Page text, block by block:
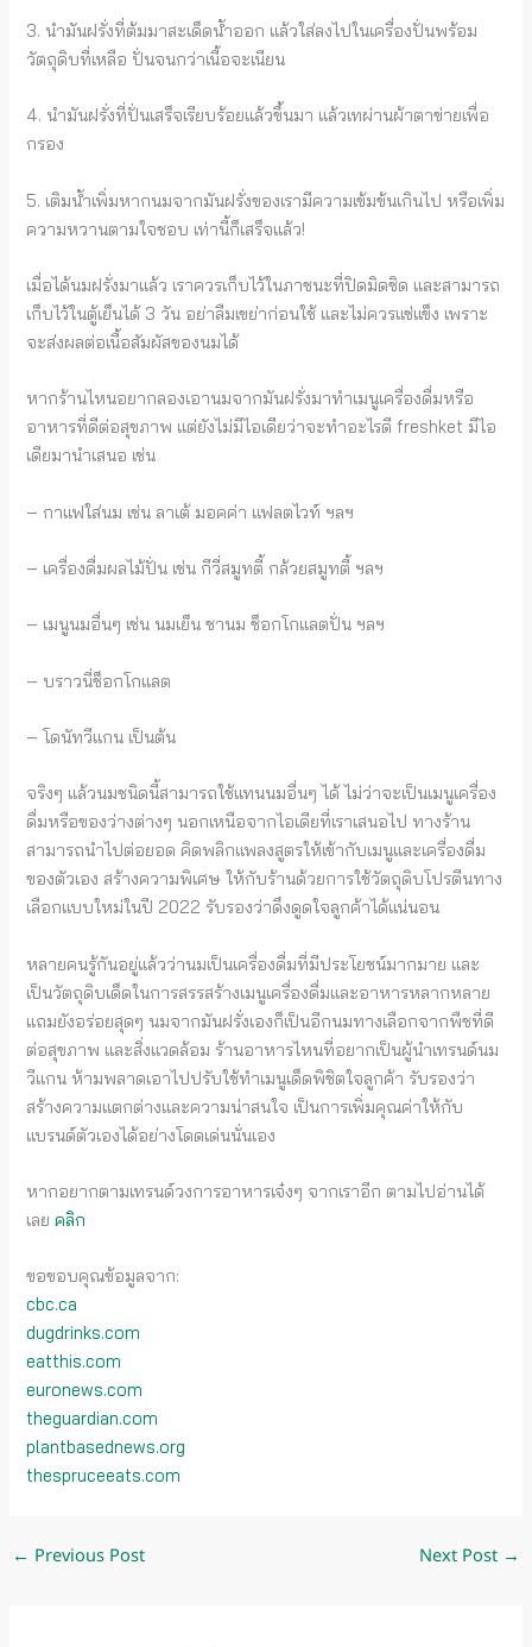
3️. นำมันฝรั่งที่ต้มมาสะเด็ดน้ำออก แล้วใส่ลงไปในเครื่องปั่นพร้อม
วัตถุดิบที่เหลือ ปั่นจนกว่าเนื้อจะเนียน
4️. นำมันฝรั่งที่ปั่นเสร็จเรียบร้อยแล้วขึ้นมา แล้วเทผ่านผ้าตาข่ายเพื่อ
กรอง
5️. เติมน้ำเพิ่มหากนมจากมันฝรั่งของเรามีความเข้มข้นเกินไป หรือเพิ่ม
ความหวานตามใจชอบ เท่านี้ก็เสร็จแล้ว!
เมื่อได้นมฝรั่งมาแล้ว เราควรเก็บไว้ในภาชนะที่ปิดมิดชิด และสามารถ
เก็บไว้ในตู้เย็นได้ 3 วัน อย่าลืมเขย่าก่อนใช้ และไม่ควรแช่แข็ง เพราะ
จะส่งผลต่อเนื้อสัมผัสของนมได้
หากร้านไหนอยากลองเอานมจากมันฝรั่งมาทำเมนูเครื่องดื่มหรือ
อาหารที่ดีต่อสุขภาพ แต่ยังไม่มีไอเดียว่าจะทำอะไรดี freshket มีไอ
เดียมานำเสนอ เช่น
– กาแฟใส่นม เช่น ลาเต้ มอคค่า แฟลตไวท์ ฯลฯ
– เครื่องดื่มผลไม้ปั่น เช่น กีวี่สมูทตี้ กล้วยสมูทตี้ ฯลฯ
– เมนูนมอื่นๆ เช่น นมเย็น ชานม ช็อกโกแลตปั่น ฯลฯ
– บราวนี่ช็อกโกแลต
– โดนัทวีแกน เป็นต้น
จริงๆ แล้วนมชนิดนี้สามารถใช้แทนนมอื่นๆ ได้ ไม่ว่าจะเป็นเมนูเครื่อง
ดื่มหรือของว่างต่างๆ นอกเหนือจากไอเดียที่เราเสนอไป ทางร้าน
สามารถนำไปต่อยอด คิดพลิกแพลงสูตรให้เข้ากับเมนูและเครื่องดื่ม
ของตัวเอง สร้างความพิเศษ ให้กับร้านด้วยการใช้วัตถุดิบโปรตีนทาง
เลือกแบบใหม่ในปี 2022 รับรองว่าดึงดูดใจลูกค้าได้แน่นอน
หลายคนรู้กันอยู่แล้วว่านมเป็นเครื่องดื่มที่มีประโยชน์มากมาย และ
เป็นวัตถุดิบเด็ดในการสรรสร้างเมนูเครื่องดื่มและอาหารหลากหลาย
แถมยังอร่อยสุดๆ นมจากมันฝรั่งเองก็เป็นอีกนมทางเลือกจากพืชที่ดี
ต่อสุขภาพ และสิ่งแวดล้อม ร้านอาหารไหนที่อยากเป็นผู้นำเทรนด์นม
วีแกน ห้ามพลาดเอาไปปรับใช้ทำเมนูเด็ดพิชิตใจลูกค้า รับรองว่า
สร้างความแตกต่างและความน่าสนใจ เป็นการเพิ่มคุณค่าให้กับ
แบรนด์ตัวเองได้อย่างโดดเด่นนั่นเอง
หากอยากตามเทรนด์วงการอาหารเจ๋งๆ จากเราอีก ตามไปอ่านได้
เลยคลิก
ขอขอบคุณข้อมูลจาก:
cbc.ca
dugdrinks.com
eatthis.com
euronews.com
theguardian.com
plantbasednews.org
thespruceeats.com
← Previous Post Next Post →